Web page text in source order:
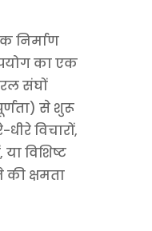
निर्माण
का एक
संघों
से शुरू
विचारों,
विशिष्ट
की क्षमता